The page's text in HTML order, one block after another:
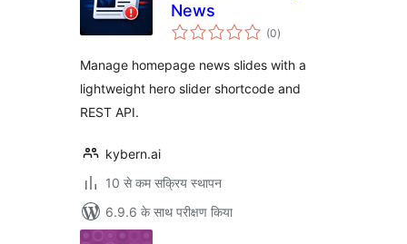
News
(0कुल
दर)
Manage homepage news slides with a
lightweight hero slider shortcode and
REST API.
kybern.ai
10 से कम सक्रिय स्थापन
6.9.6 के साथ परीक्षण किया